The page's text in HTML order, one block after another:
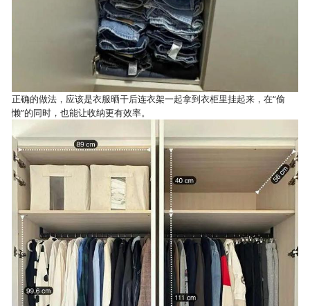
正确的做法，应该是衣服晒干后连衣架一起拿到衣柜里挂起来，在“偷
懒”的同时，也能让收纳更有效率。